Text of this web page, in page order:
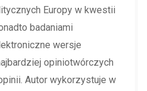
Europy w kwestii
badaniami
wersje
opiniotwórczych
Autor wykorzystuje w